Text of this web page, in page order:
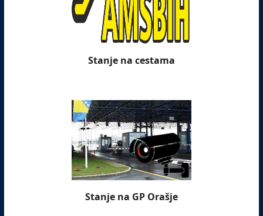
Stanje na cestama
Stanje na GP Orašje